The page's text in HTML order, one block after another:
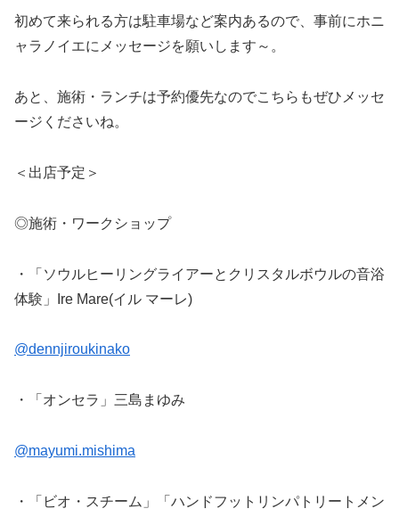
初めて来られる方は駐車場など案内あるので、事前にホニ
ャラノイエにメッセージを願いします～。
あと、施術・ランチは予約優先なのでこちらもぜひメッセ
ージくださいね。
＜出店予定＞
◎施術・ワークショップ
・「ソウルヒーリングライアーとクリスタルボウルの音浴
体験」Ire Mare(イル マーレ)
@dennjiroukinako
・「オンセラ」三島まゆみ
@mayumi.mishima
・「ビオ・スチーム」「ハンドフットリンパトリートメン